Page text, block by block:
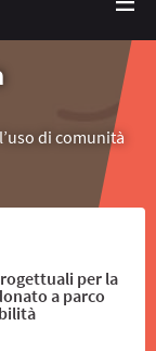
di comunità
per la
a parco